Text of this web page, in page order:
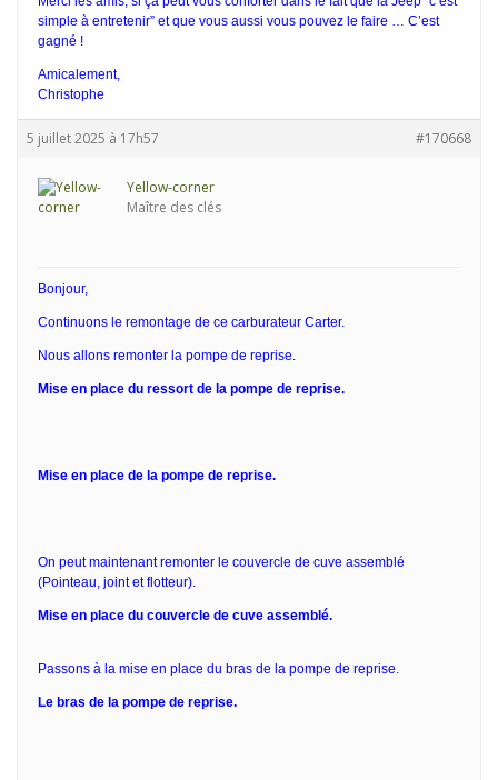
simple à entretenir” et que vous aussi vous pouvez le faire … C’est
gagné !
Amicalement,
Christophe
5 juillet 2025 à 17h57 #170668
Yellow-corner
Maître des clés
Bonjour,
Continuons le remontage de ce carburateur Carter.
Nous allons remonter la pompe de reprise.
Mise en place du ressort de la pompe de reprise.
Mise en place de la pompe de reprise.
On peut maintenant remonter le couvercle de cuve assemblé
(Pointeau, joint et flotteur).
Mise en place du couvercle de cuve assemblé.
Passons à la mise en place du bras de la pompe de reprise.
Le bras de la pompe de reprise.